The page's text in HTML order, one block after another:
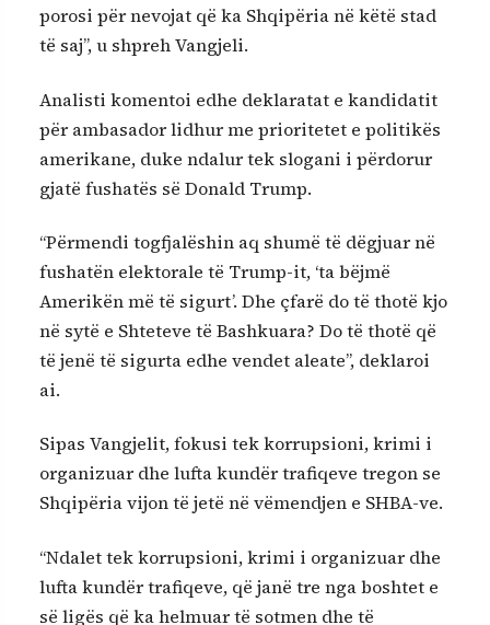
porosi për nevojat që ka Shqipëria në këtë stad
të saj”, u shpreh Vangjeli.
Analisti komentoi edhe deklaratat e kandidatit
për ambasador lidhur me prioritetet e politikës
amerikane, duke ndalur tek slogani i përdorur
gjatë fushatës së Donald Trump.
“Përmendi togfjalëshin aq shumë të dëgjuar në
fushatën elektorale të Trump-it, ‘ta bëjmë
Amerikën më të sigurt’. Dhe çfarë do të thotë kjo
në sytë e Shteteve të Bashkuara? Do të thotë që
të jenë të sigurta edhe vendet aleate”, deklaroi
ai.
Sipas Vangjelit, fokusi tek korrupsioni, krimi i
organizuar dhe lufta kundër trafiqeve tregon se
Shqipëria vijon të jetë në vëmendjen e SHBA-ve.
“Ndalet tek korrupsioni, krimi i organizuar dhe
lufta kundër trafiqeve, që janë tre nga boshtet e
së ligës që ka helmuar të sotmen dhe të